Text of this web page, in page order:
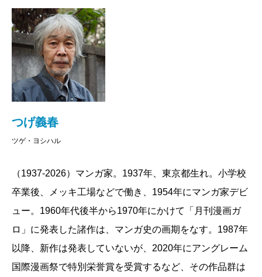
つげ義春
ツゲ・ヨシハル
（1937-2026）マンガ家。1937年、東京都生れ。小学校
卒業後、メッキ工場などで働き、1954年にマンガ家デビ
ュー。1960年代後半から1970年にかけて「月刊漫画ガ
ロ」に発表した諸作は、マンガ史の画期をなす。1987年
以降、新作は発表していないが、2020年にアングレーム
国際漫画祭で特別栄誉賞を受賞するなど、その作品群は